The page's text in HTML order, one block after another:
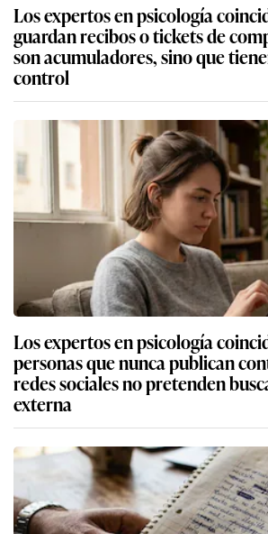
Los expertos en psicología
guardan recibos o tickets de
son acumuladores, sino que
control
Los expertos en psicología
personas que nunca publican
redes sociales no pretenden
externa